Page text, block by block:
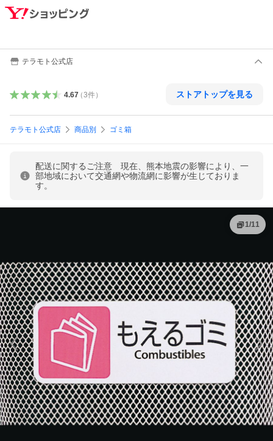
テラモト公式店
4.67（3件） ストアトップを見る
テラモト公式店 商品別 ゴミ箱
配送に関するご注意 現在、熊本地震の影響により、一
部地域において交通網や物流網に影響が生じておりま
す。
1/11